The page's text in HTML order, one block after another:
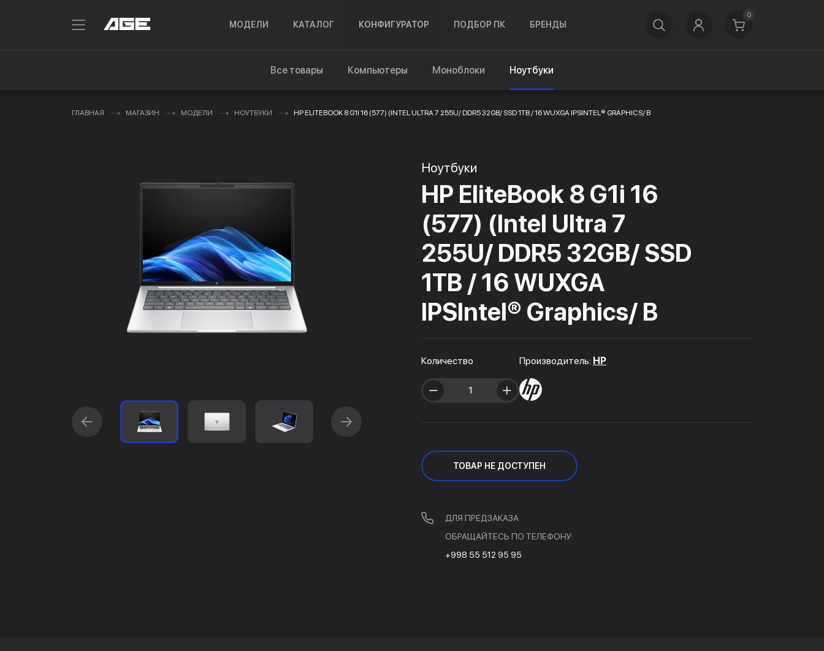
МОДЕЛИ КАТАЛОГ КОНФИГУРАТОР ПОДБОР ПК БРЕНДЫ
0
Все товары Компьютеры Моноблоки Ноутбуки
ГЛАВНАЯ МАГАЗИН МОДЕЛИ НОУТБУКИ HP ELITEBOOK 8 G1I 16 (577) (INTEL ULTRA 7 255U/ DDR5 32GB/ SSD 1TB / 16 WUXGA IPSINTEL® GRAPHICS/ B
Ноутбуки
HP EliteBook 8 G1i 16
(577) (Intel Ultra 7
255U/ DDR5 32GB/ SSD
1TB / 16 WUXGA
IPSIntel® Graphics/ B
Количество Производитель: HP
ТОВАР НЕ ДОСТУПЕН
ДЛЯ ПРЕДЗАКАЗА
ОБРАЩАЙТЕСЬ ПО ТЕЛЕФОНУ:
+998 55 512 95 95